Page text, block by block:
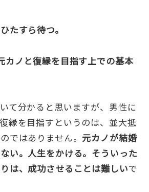
たすら待つ。
カノと復縁を目指す上での基本
て分かると思いますが、男性に
縁を目指すというのは、並大抵
ではありません。 元カノが結婚
い。人生をかける。そういった
は、成功させることは難しいで